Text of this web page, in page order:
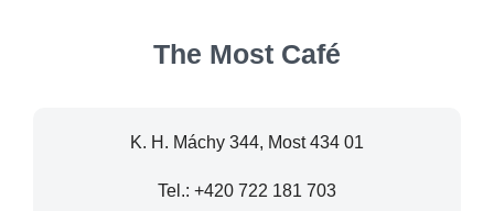
The Most Café
K. H. Máchy 344, Most 434 01
Tel.: +420 722 181 703